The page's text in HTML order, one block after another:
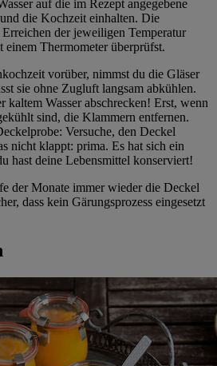
auf die im Rezept angegebene
die Kochzeit einhalten. Die
der jeweiligen Temperatur
einem Thermometer überprüfst.
vorüber, nimmst du die Gläser
sie ohne Zugluft langsam abkühlen.
kaltem Wasser abschrecken! Erst, wenn
sind, die Klammern entfernen.
Versuche, den Deckel
nicht klappt: prima. Es hat sich ein
hast deine Lebensmittel konserviert!
der Monate immer wieder die Deckel
dass kein Gärungsprozess eingesetzt